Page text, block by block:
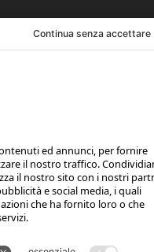
IVA e spese di spedizione
AG © 2025